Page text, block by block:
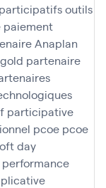
outils
paiement
Anaplan
partenaire
participative
pcoe pcoe
day
performance